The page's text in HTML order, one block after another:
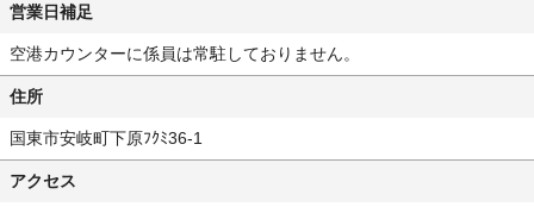
営業日補足
空港カウンターに係員は常駐しておりません。
住所
国東市安岐町下原ﾌｸﾐ36-1
アクセス